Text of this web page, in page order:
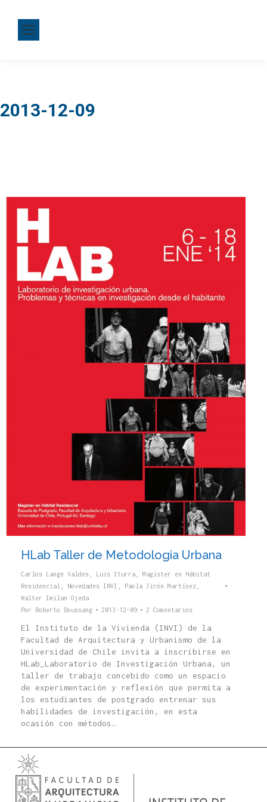
2013-12-09
HLab Taller de Metodologia Urbana
Carlos Lange Valdes Luis Iturra
Magíster en Hábitat
Residencial
Novedades INVI Paola Jirón Martínez
Walter Imilan Ojeda
Por Roberto Doussang 2013-12-09 2 Comentarios
El Instituto de la Vivienda (INVI) de la
Facultad de Arquitectura y Urbanismo de la
Universidad de Chile invita a inscribirse en
HLab_Laboratorio de Investigación Urbana, un
taller de trabajo concebido como un espacio
de experimentación y reflexión que permita a
los estudiantes de postgrado entrenar sus
habilidades de investigación, en esta
ocasión con métodos…